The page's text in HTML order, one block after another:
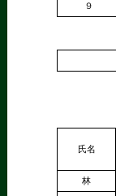
９
氏名
林